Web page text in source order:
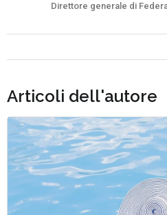
Direttore generale di
Articoli dell'autore